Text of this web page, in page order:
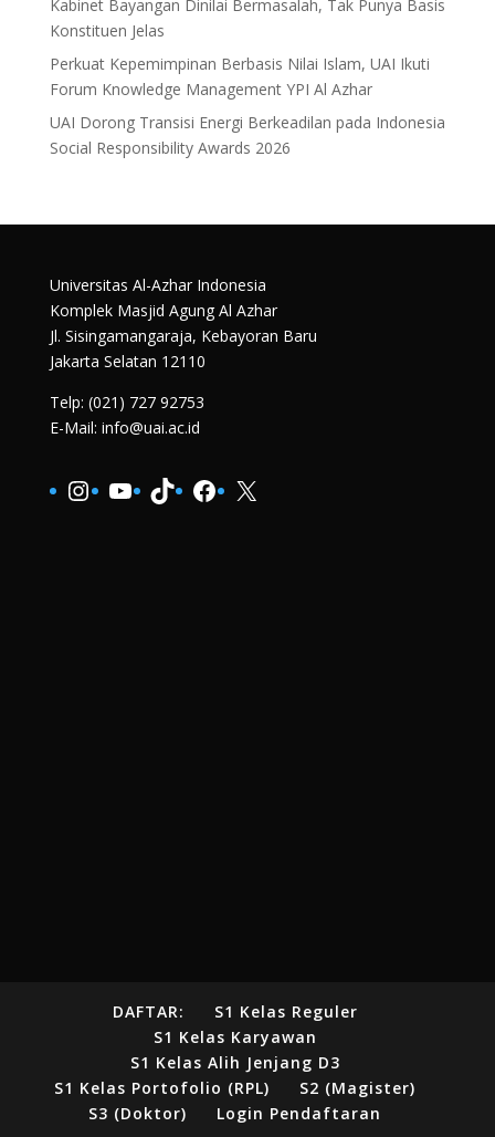
Kabinet Bayangan Dinilai Bermasalah, Tak Punya Basis
Konstituen Jelas
Perkuat Kepemimpinan Berbasis Nilai Islam, UAI Ikuti
Forum Knowledge Management YPI Al Azhar
UAI Dorong Transisi Energi Berkeadilan pada Indonesia
Social Responsibility Awards 2026
Universitas Al-Azhar Indonesia
Komplek Masjid Agung Al Azhar
Jl. Sisingamangaraja, Kebayoran Baru
Jakarta Selatan 12110
Telp: (021) 727 92753
E-Mail: info@uai.ac.id
Instagram
YouTube
TikTokFacebook
X
DAFTAR:
S1 Kelas Reguler
S1 Kelas Karyawan
S1 Kelas Alih Jenjang D3
S1 Kelas Portofolio (RPL)
S2 (Magister)
S3 (Doktor)
Login Pendaftaran